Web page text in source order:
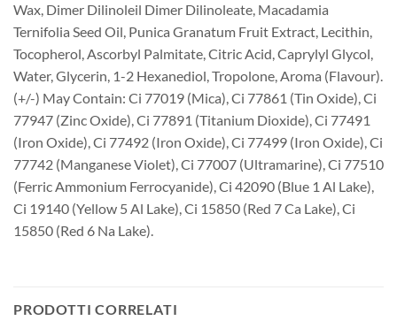
Wax, Dimer Dilinoleil Dimer Dilinoleate, Macadamia
Ternifolia Seed Oil, Punica Granatum Fruit Extract, Lecithin,
Tocopherol, Ascorbyl Palmitate, Citric Acid, Caprylyl Glycol,
Water, Glycerin, 1-2 Hexanediol, Tropolone, Aroma (Flavour).
(+/-) May Contain: Ci 77019 (Mica), Ci 77861 (Tin Oxide), Ci
77947 (Zinc Oxide), Ci 77891 (Titanium Dioxide), Ci 77491
(Iron Oxide), Ci 77492 (Iron Oxide), Ci 77499 (Iron Oxide), Ci
77742 (Manganese Violet), Ci 77007 (Ultramarine), Ci 77510
(Ferric Ammonium Ferrocyanide), Ci 42090 (Blue 1 Al Lake),
Ci 19140 (Yellow 5 Al Lake), Ci 15850 (Red 7 Ca Lake), Ci
15850 (Red 6 Na Lake).
PRODOTTI CORRELATI